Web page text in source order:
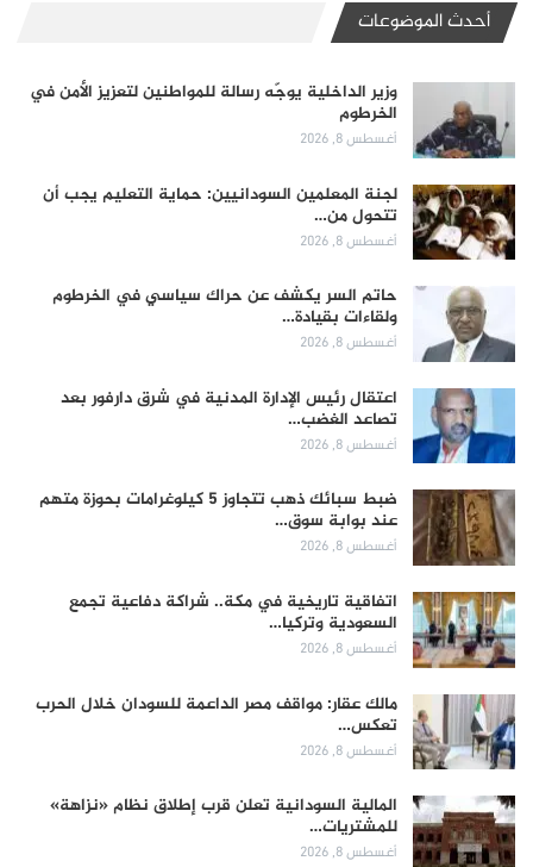
أحدث الموضوعات
وزير الداخلية يوجّه رسالة للمواطنين لتعزيز الأمن في
الخرطوم
أغسطس 8, 2026
لجنة المعلمين السودانيين: حماية التعليم يجب أن
تتحول من…
أغسطس 8, 2026
حاتم السر يكشف عن حراك سياسي في الخرطوم
ولقاءات بقيادة…
أغسطس 8, 2026
اعتقال رئيس الإدارة المدنية في شرق دارفور بعد
تصاعد الغضب…
أغسطس 8, 2026
ضبط سبائك ذهب تتجاوز 5 كيلوغرامات بحوزة متهم
عند بوابة سوق…
أغسطس 8, 2026
اتفاقية تاريخية في مكة.. شراكة دفاعية تجمع
السعودية وتركيا…
أغسطس 8, 2026
مالك عقار: مواقف مصر الداعمة للسودان خلال الحرب
تعكس…
أغسطس 8, 2026
المالية السودانية تعلن قرب إطلاق نظام «نزاهة»
للمشتريات…
أغسطس 8, 2026